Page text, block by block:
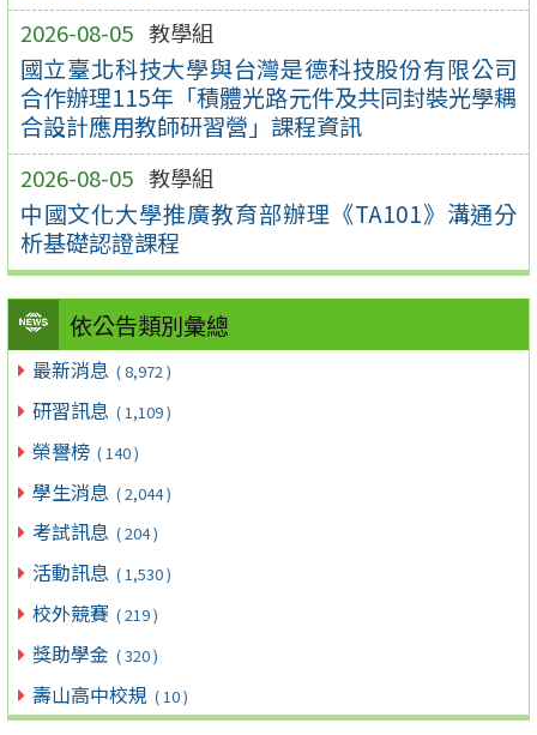
2026-08-05 教學組
國立臺北科技大學與台灣是德科技股份有限公司
合作辦理115年「積體光路元件及共同封裝光學耦
合設計應用教師研習營」課程資訊
2026-08-05 教學組
中國文化大學推廣教育部辦理《TA101》溝通分
析基礎認證課程
依公告類別彙總
最新消息 ( 8,972 )
研習訊息 ( 1,109 )
榮譽榜 ( 140 )
學生消息 ( 2,044 )
考試訊息 ( 204 )
活動訊息 ( 1,530 )
校外競賽 ( 219 )
獎助學金 ( 320 )
壽山高中校規 ( 10 )